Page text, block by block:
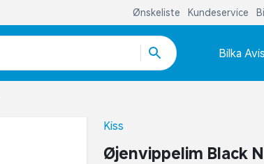
Ønskeliste Kundeservice
Bilka
Kiss
Øjenvippelim Black